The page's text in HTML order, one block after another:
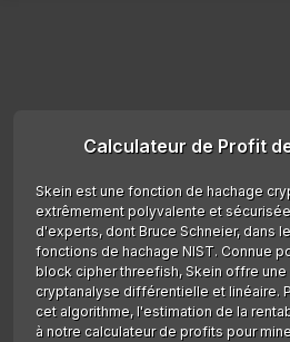
Calculateur de Profit
Skein est une fonction de hachage
extrêmement polyvalente et
d'experts, dont Bruce Schneier, dans
fonctions de hachage NIST. Connue
block cipher threefish, Skein offre
cryptanalyse différentielle et linéaire.
cet algorithme, l'estimation de la
à notre calculateur de profits pour